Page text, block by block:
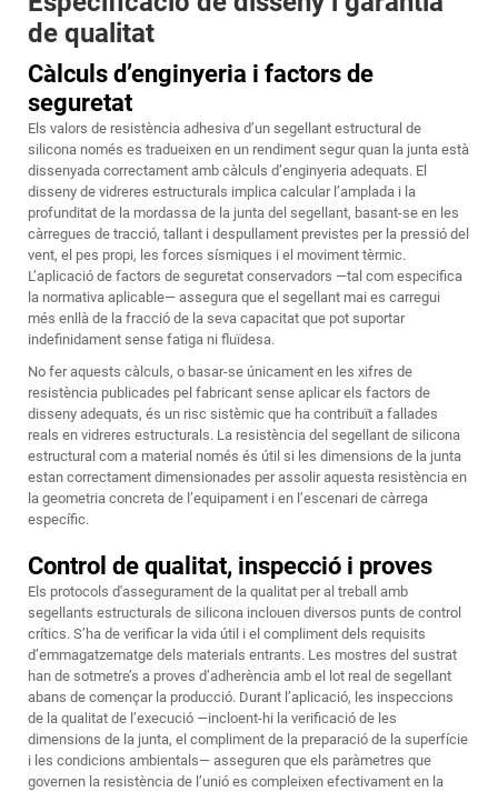
de qualitat
Càlculs d’enginyeria i factors de
seguretat
Els valors de resistència adhesiva d’un segellant estructural de
silicona només es tradueixen en un rendiment segur quan la junta està
dissenyada correctament amb càlculs d’enginyeria adequats. El
disseny de vidreres estructurals implica calcular l’amplada i la
profunditat de la mordassa de la junta del segellant, basant-se en les
càrregues de tracció, tallant i despullament previstes per la pressió del
vent, el pes propi, les forces sísmiques i el moviment tèrmic.
L’aplicació de factors de seguretat conservadors —tal com especifica
la normativa aplicable— assegura que el segellant mai es carregui
més enllà de la fracció de la seva capacitat que pot suportar
indefinidament sense fatiga ni fluïdesa.
No fer aquests càlculs, o basar-se únicament en les xifres de
resistència publicades pel fabricant sense aplicar els factors de
disseny adequats, és un risc sistèmic que ha contribuït a fallades
reals en vidreres estructurals. La resistència del segellant de silicona
estructural com a material només és útil si les dimensions de la junta
estan correctament dimensionades per assolir aquesta resistència en
la geometria concreta de l’equipament i en l’escenari de càrrega
específic.
Control de qualitat, inspecció i proves
Els protocols d'assegurament de la qualitat per al treball amb
segellants estructurals de silicona inclouen diversos punts de control
crítics. S’ha de verificar la vida útil i el compliment dels requisits
d’emmagatzematge dels materials entrants. Les mostres del sustrat
han de sotmetre’s a proves d’adherència amb el lot real de segellant
abans de començar la producció. Durant l’aplicació, les inspeccions
de la qualitat de l’execució —incloent-hi la verificació de les
dimensions de la junta, el compliment de la preparació de la superfície
i les condicions ambientals— asseguren que els paràmetres que
governen la resistència de l’unió es compleixen efectivament en la